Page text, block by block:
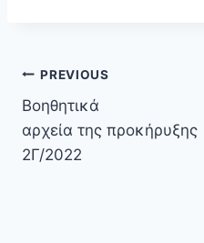
PREVIOUS
Βοηθητικά
αρχεία της προκήρυξης
2Γ/2022